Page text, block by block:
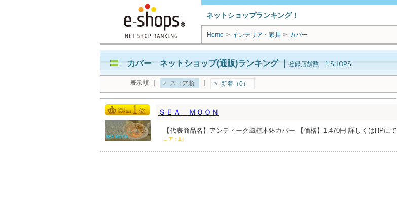
ネットショップランキング！
Home > インテリア・家具 > カバー
カバー ネットショップ(通販)ランキング｜ 登録店舗数 1 SHOPS
表示順 スコア順 新着（0）
ＳＥＡ ＭＯＯＮ
【代表商品名】アンティーク風植木鉢カバー 【価格】1,470円 詳しくはHPにて
コア：1）